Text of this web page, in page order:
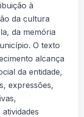
à
da cultura
da memória
O texto
alcança
da entidade,
expressões,